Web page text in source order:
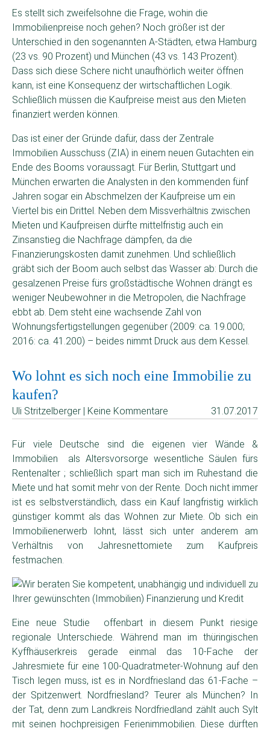
Es stellt sich zweifelsohne die Frage, wohin die
Immobilienpreise noch gehen? Noch größer ist der
Unterschied in den sogenannten A-Städten, etwa Hamburg
(23 vs. 90 Prozent) und München (43 vs. 143 Prozent).
Dass sich diese Schere nicht unaufhörlich weiter öffnen
kann, ist eine Konsequenz der wirtschaftlichen Logik.
Schließlich müssen die Kaufpreise meist aus den Mieten
finanziert werden können.
Das ist einer der Gründe dafür, dass der Zentrale
Immobilien Ausschuss (ZIA) in einem neuen Gutachten ein
Ende des Booms voraussagt. Für Berlin, Stuttgart und
München erwarten die Analysten in den kommenden fünf
Jahren sogar ein Abschmelzen der Kaufpreise um ein
Viertel bis ein Drittel. Neben dem Missverhältnis zwischen
Mieten und Kaufpreisen dürfte mittelfristig auch ein
Zinsanstieg die Nachfrage dämpfen, da die
Finanzierungskosten damit zunehmen. Und schließlich
gräbt sich der Boom auch selbst das Wasser ab: Durch die
gesalzenen Preise fürs großstädtische Wohnen drängt es
weniger Neubewohner in die Metropolen, die Nachfrage
ebbt ab. Dem steht eine wachsende Zahl von
Wohnungsfertigstellungen gegenüber (2009: ca. 19.000;
2016: ca. 41.200) – beides nimmt Druck aus dem Kessel.
Wo lohnt es sich noch eine Immobilie zu
kaufen?
Uli Stritzelberger | Keine Kommentare 31.07.2017
Für viele Deutsche sind die eigenen vier Wände &
Immobilien als Altersvorsorge wesentliche Säulen fürs
Rentenalter ; schließlich spart man sich im Ruhestand die
Miete und hat somit mehr von der Rente. Doch nicht immer
ist es selbstverständlich, dass ein Kauf langfristig wirklich
günstiger kommt als das Wohnen zur Miete. Ob sich ein
Immobilienerwerb lohnt, lässt sich unter anderem am
Verhältnis von Jahresnettomiete zum Kaufpreis
festmachen.
Eine neue Studie offenbart in diesem Punkt riesige
regionale Unterschiede. Während man im thüringischen
Kyffhäuserkreis gerade einmal das 10-Fache der
Jahresmiete für eine 100-Quadratmeter-Wohnung auf den
Tisch legen muss, ist es in Nordfriesland das 61-Fache –
der Spitzenwert. Nordfriesland? Teurer als München? In
der Tat, denn zum Landkreis Nordfriedland zählt auch Sylt
mit seinen hochpreisigen Ferienimmobilien. Diese dürften